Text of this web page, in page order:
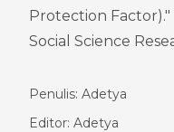
Protection
Social Science
Penulis: Adetya
Editor: Adetya